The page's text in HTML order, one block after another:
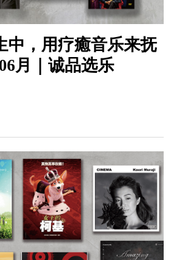
中，用疗癒音乐来抚
月｜诚品选乐